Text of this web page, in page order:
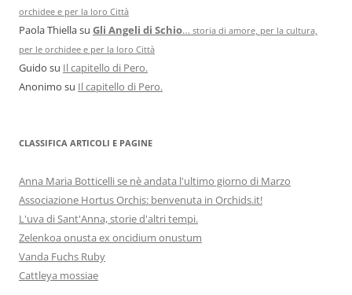
orchidee e per la loro Città
Paola Thiellasu Gli Angeli di Schio… storia di amore, per la cultura,
per le orchidee e per la loro Città
Guido su Il capitello di Pero.
Anonimo su Il capitello di Pero.
CLASSIFICA ARTICOLI E PAGINE
Anna Maria Botticelli se nè andata l'ultimo giorno di Marzo
Associazione Hortus Orchis: benvenuta in Orchids.it!
L'uva di Sant'Anna, storie d'altri tempi.
Zelenkoa onusta ex oncidium onustum
Vanda Fuchs Ruby
Cattleya mossiae